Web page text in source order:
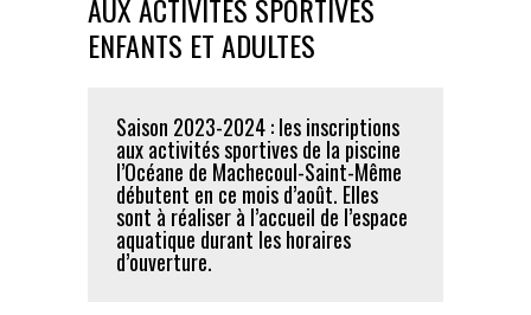
AUX ACTIVITÉS SPORTIVES
ENFANTS ET ADULTES
Saison 2023-2024 : les inscriptions
aux activités sportives de la piscine
l’Océane de Machecoul-Saint-Même
débutent en ce mois d’août. Elles
sont à réaliser à l’accueil de l’espace
aquatique durant les horaires
d’ouverture.